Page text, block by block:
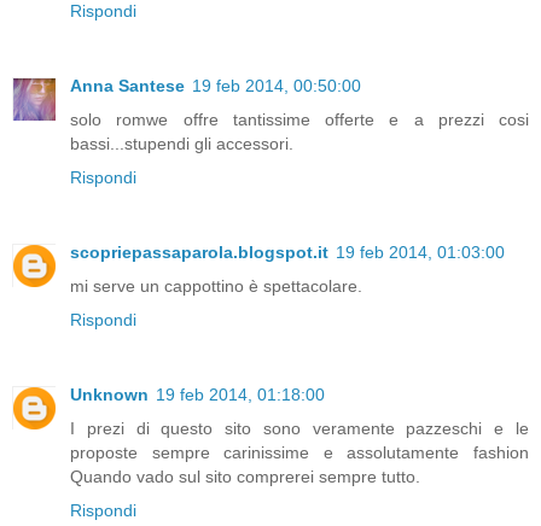
Rispondi
Anna Santese 19 feb 2014, 00:50:00
solo romwe offre tantissime offerte e a prezzi cosi
bassi...stupendi gli accessori.
Rispondi
scopriepassaparola.blogspot.it 19 feb 2014, 01:03:00
mi serve un cappottino è spettacolare.
Rispondi
Unknown 19 feb 2014, 01:18:00
I prezi di questo sito sono veramente pazzeschi e le
proposte sempre carinissime e assolutamente fashion
Quando vado sul sito comprerei sempre tutto.
Rispondi